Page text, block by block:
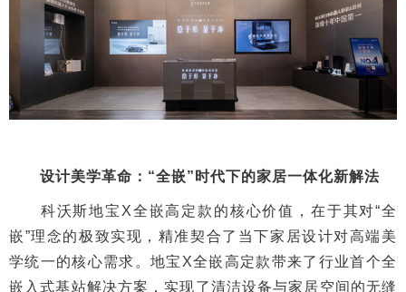
设计美学革命：“全嵌”时代下的家居一体化新解法
科沃斯地宝X全嵌高定款的核心价值，在于其对“全
嵌”理念的极致实现，精准契合了当下家居设计对高端美
学统一的核心需求。地宝X全嵌高定款带来了行业首个全
嵌入式基站解决方案，实现了清洁设备与家居空间的无缝